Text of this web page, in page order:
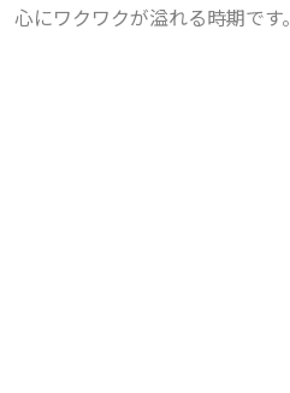
心にワクワクが溢れる時期です。